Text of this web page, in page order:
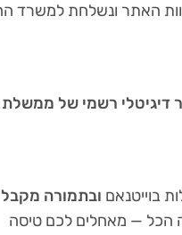
האתר ונשלחת למשרד
דיגיטלי רשמי של ממשלת
בוייטנאם ובתמורה
הכל — מאחלים לכם טיסה